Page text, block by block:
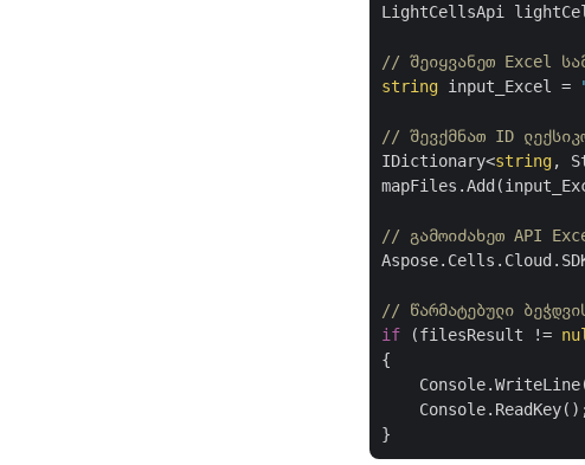
LightCellsApi
// შეიყვანეთ Excel
string input_Excel =
// შევქმნათ ID
IDictionary<string,
// გამოიძახეთ API
// წარმატებული
if (filesResult !=
{